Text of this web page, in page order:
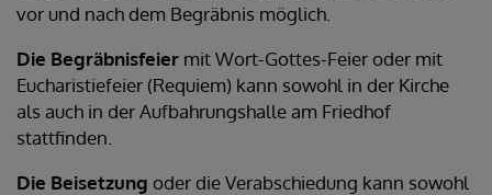
vor und nach dem Begräbnis möglich.
Die Begräbnisfeier mit Wort-Gottes-Feier oder mit
Eucharistiefeier (Requiem) kann sowohl in der Kirche
als auch in der Aufbahrungshalle am Friedhof
stattfinden.
Die Beisetzung oder die Verabschiedung kann sowohl